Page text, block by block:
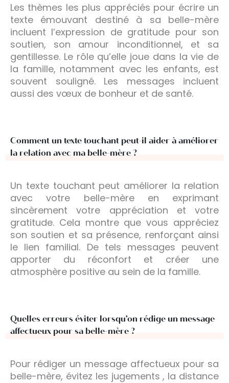
Les thèmes les plus appréciés pour écrire un
texte émouvant destiné à sa belle-mère
incluent l’expression de gratitude pour son
soutien, son amour inconditionnel, et sa
gentillesse. Le rôle qu’elle joue dans la vie de
la famille, notamment avec les enfants, est
souvent souligné. Les messages incluent
aussi des vœux de bonheur et de santé.
Comment un texte touchant peut-il aider à améliorer
la relation avec ma belle-mère ?
Un texte touchant peut améliorer la relation
avec votre belle-mère en exprimant
sincèrement votre appréciation et votre
gratitude. Cela montre que vous appréciez
son soutien et sa présence, renforçant ainsi
le lien familial. De tels messages peuvent
apporter du réconfort et créer une
atmosphère positive au sein de la famille.
Quelles erreurs éviter lorsqu’on rédige un message
affectueux pour sa belle-mère ?
Pour rédiger un message affectueux pour sa
belle-mère, évitez les jugements , la distance